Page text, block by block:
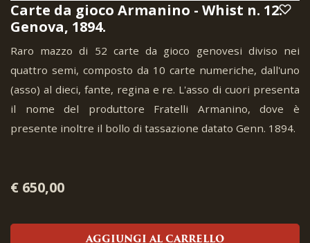
Carte da gioco Armanino - Whist n. 12.
Genova, 1894.
Raro mazzo di 52 carte da gioco genovesi diviso nei
quattro semi, composto da 10 carte numeriche, dall'uno
(asso) al dieci, fante, regina e re. L'asso di cuori presenta
il nome del produttore Fratelli Armanino, dove è
presente inoltre il bollo di tassazione datato Genn. 1894.
€ 650,00
AGGIUNGI AL CARRELLO